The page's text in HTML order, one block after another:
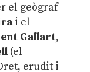
el geògraf
i el
Gallart,
(el
erudit i